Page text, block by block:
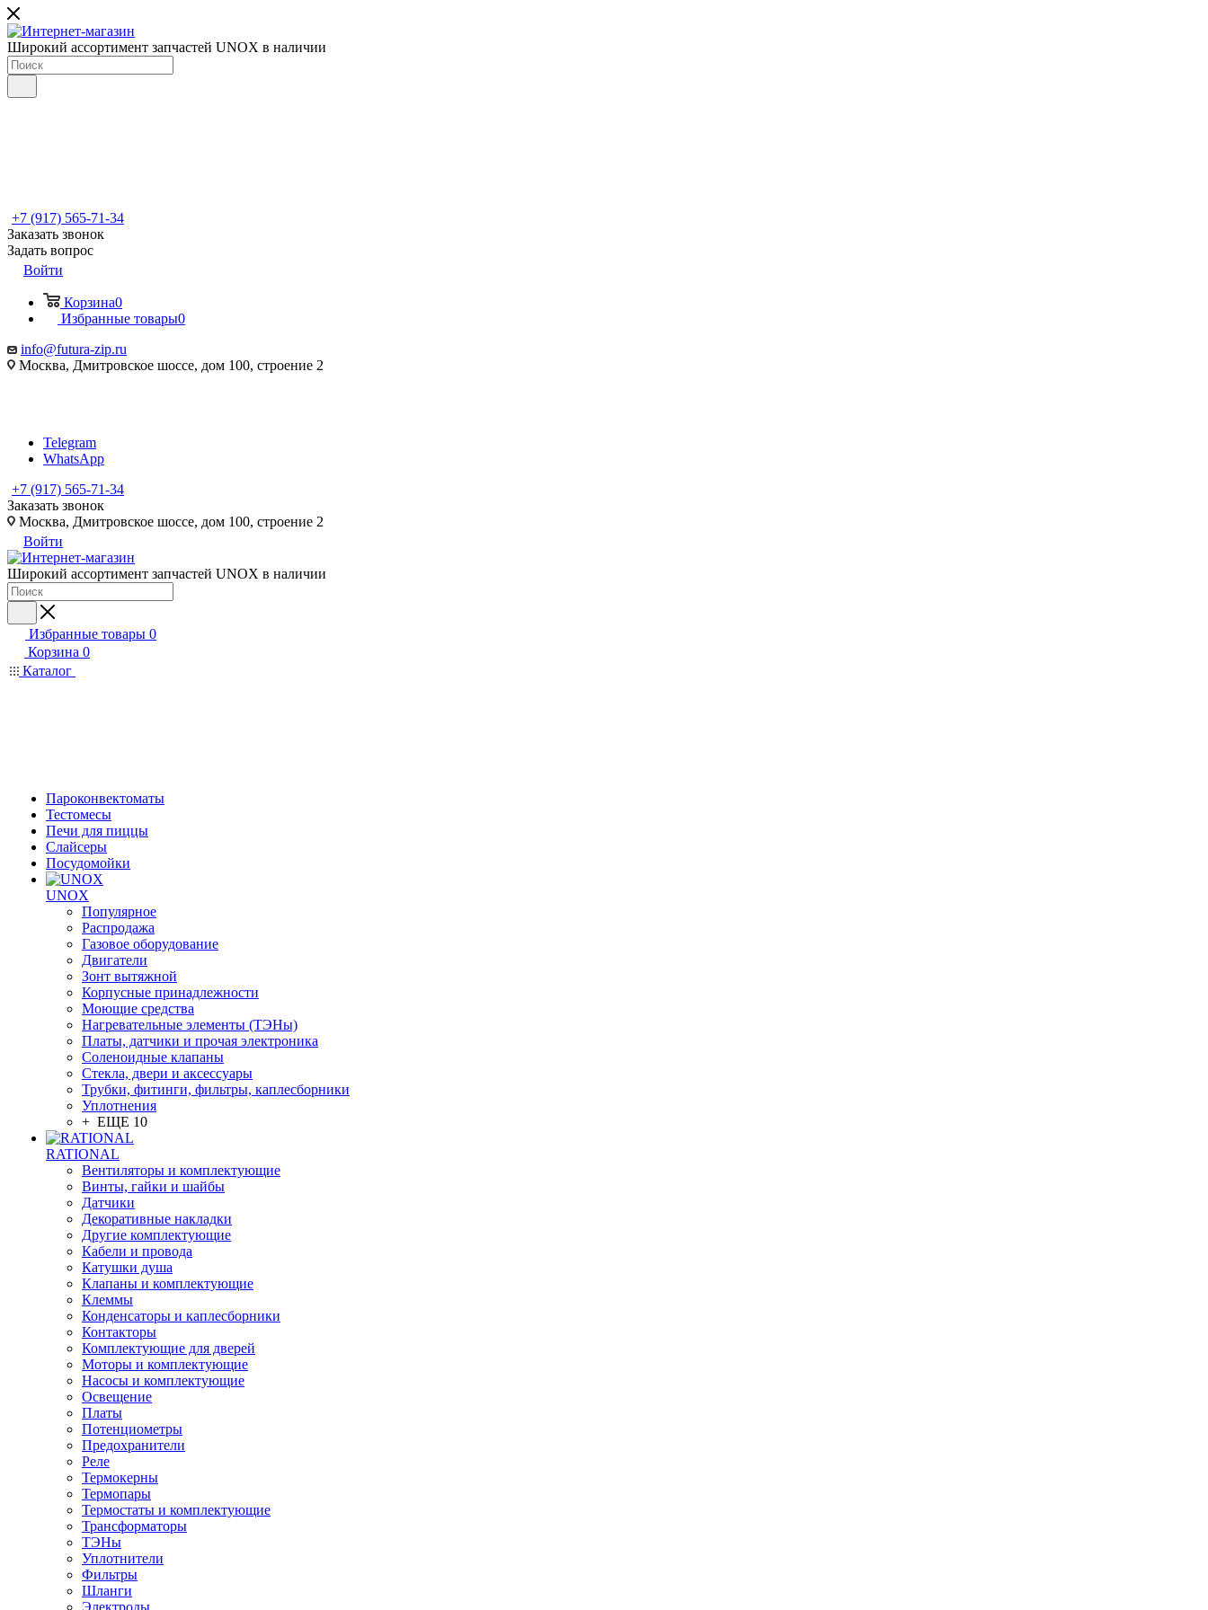
Широкий ассортимент запчастей UNOX в наличии
+7 (917) 565-71-34
Заказать звонок
Задать вопрос
Войти
Корзина0
Избранные товары0
info@futura-zip.ru
Москва, Дмитровское шоссе, дом 100, строение 2
Telegram
WhatsApp
+7 (917) 565-71-34
Заказать звонок
Москва, Дмитровское шоссе, дом 100, строение 2
Войти
Широкий ассортимент запчастей UNOX в наличии
Избранные товары 0
Корзина 0
Каталог
Пароконвектоматы
Тестомесы
Печи для пиццы
Слайсеры
Посудомойки
UNOX
Популярное
Распродажа
Газовое оборудование
Двигатели
Зонт вытяжной
Корпусные принадлежности
Моющие средства
Нагревательные элементы (ТЭНы)
Платы, датчики и прочая электроника
Соленоидные клапаны
Стекла, двери и аксессуары
Трубки, фитинги, фильтры, каплесборники
Уплотнения
+ ЕЩЕ 10
RATIONAL
Вентиляторы и комплектующие
Винты, гайки и шайбы
Датчики
Декоративные накладки
Другие комплектующие
Кабели и провода
Катушки душа
Клапаны и комплектующие
Клеммы
Конденсаторы и каплесборники
Контакторы
Комплектующие для дверей
Моторы и комплектующие
Насосы и комплектующие
Освещение
Платы
Потенциометры
Предохранители
Реле
Термокерны
Термопары
Термостаты и комплектующие
Трансформаторы
ТЭНы
Уплотнители
Фильтры
Шланги
Электроды